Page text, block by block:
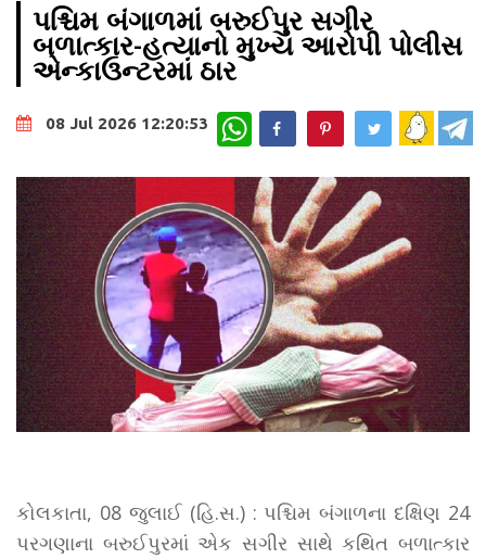
પશ્ચિમ બંગાળમાં બરુઈપુર સગીર
બળાત્કાર-હત્યાનો મુખ્ય આરોપી પોલીસ
એન્કાઉન્ટરમાં ઠાર
08 Jul 2026 12:20:53 WhatsApp
કોલકાતા, 08 જુલાઈ (હિ.સ.) : પશ્ચિમ બંગાળના દક્ષિણ 24
પરગણાના બરુઈપુરમાં એક સગીર સાથે કથિત બળાત્કાર